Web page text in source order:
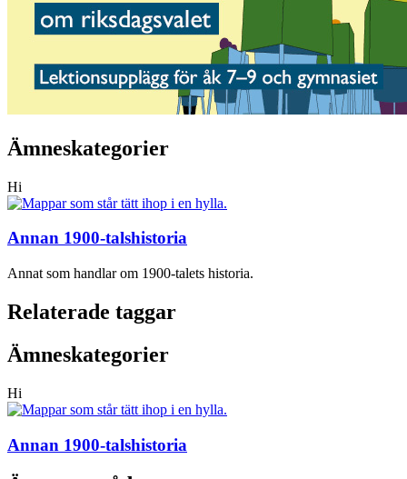
Ämneskategorier
Hi
Annan 1900-talshistoria
Annat som handlar om 1900-talets historia.
Relaterade taggar
Ämneskategorier
Hi
Annan 1900-talshistoria